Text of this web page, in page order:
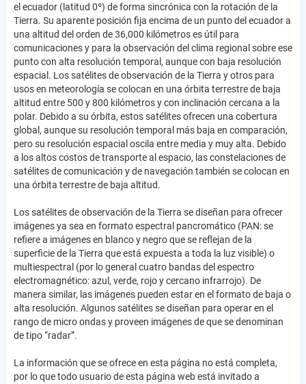
el ecuador (latitud 0º) de forma sincrónica con la rotación de la
Tierra. Su aparente posición fija encima de un punto del ecuador a
una altitud del orden de 36,000 kilómetros es útil para
comunicaciones y para la observación del clima regional sobre ese
punto con alta resolución temporal, aunque con baja resolución
espacial. Los satélites de observación de la Tierra y otros para
usos en meteorología se colocan en una órbita terrestre de baja
altitud entre 500 y 800 kilómetros y con inclinación cercana a la
polar. Debido a su órbita, estos satélites ofrecen una cobertura
global, aunque su resolución temporal más baja en comparación,
pero su resolución espacial oscila entre media y muy alta. Debido
a los altos costos de transporte al espacio, las constelaciones de
satélites de comunicación y de navegación también se colocan en
una órbita terrestre de baja altitud.
Los satélites de observación de la Tierra se diseñan para ofrecer
imágenes ya sea en formato espectral pancromático (PAN: se
refiere a imágenes en blanco y negro que se reflejan de la
superficie de la Tierra que está expuesta a toda la luz visible) o
multiespectral (por lo general cuatro bandas del espectro
electromagnético: azul, verde, rojo y cercano infrarrojo). De
manera similar, las imágenes pueden estar en el formato de baja o
alta resolución. Algunos satélites se diseñan para operar en el
rango de micro ondas y proveen imágenes de que se denominan
de tipo “radar”.
La información que se ofrece en esta página no está completa,
por lo que todo usuario de esta página web está invitado a